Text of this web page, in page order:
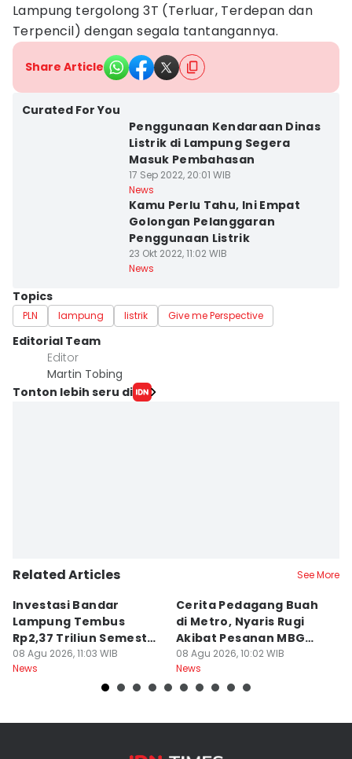
Lampung tergolong 3T (Terluar, Terdepan dan
Terpencil) dengan segala tantangannya.
Share Article
Curated For You
Penggunaan Kendaraan Dinas
Listrik di Lampung Segera
Masuk Pembahasan
17 Sep 2022, 20:01 WIB
News
Kamu Perlu Tahu, Ini Empat
Golongan Pelanggaran
Penggunaan Listrik
23 Okt 2022, 11:02 WIB
News
Topics
PLN lampung listrik Give me Perspective
Editorial Team
Editor
Martin Tobing
Tonton lebih seru di
Related Articles See More
Investasi Bandar
Lampung Tembus
Rp2,37 Triliun Semester
I 2026
08 Agu 2026, 11:03 WIB
News
Cerita Pedagang Buah
di Metro, Nyaris Rugi
Akibat Pesanan MBG
Batal
08 Agu 2026, 10:02 WIB
News